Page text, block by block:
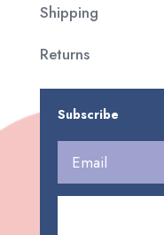
Shipping
Returns
Subscribe